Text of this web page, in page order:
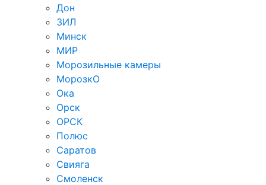
Дон
ЗИЛ
Минск
МИР
Морозильные камеры
МорозкО
Ока
Орск
ОРСК
Полюс
Саратов
Свияга
Смоленск